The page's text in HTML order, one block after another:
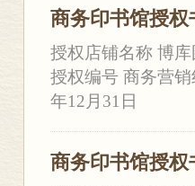
商务印书馆授权
授权店铺名称 博
授权编号 商务营
年12月31日
商务印书馆授权